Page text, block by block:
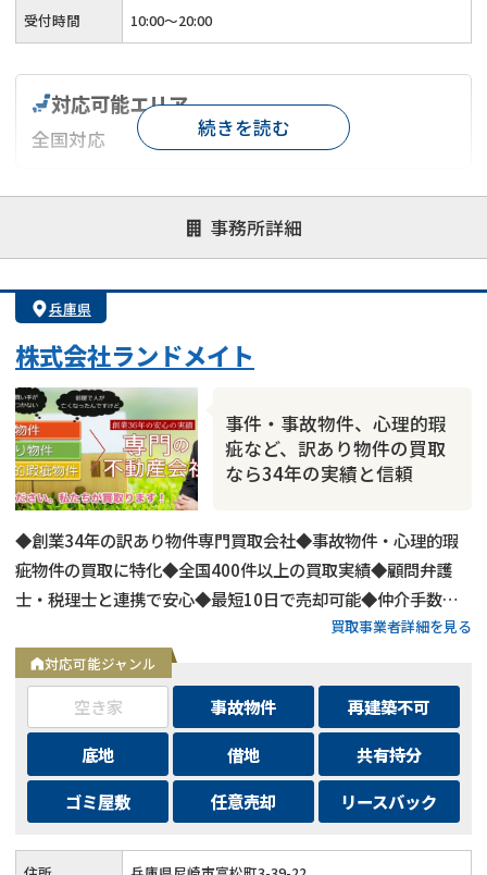
受付時間 10:00～20:00
事務所詳細
対応可能エリア
全国対応
対応が親身 オンライン面談可能
レスポンスが早い
1億円以上の買取可
続きを読む
兵庫県
株式会社ランドメイト
事件・事故物件、心理的瑕
疵など、訳あり物件の買取
なら34年の実績と信頼
◆創業34年の訳あり物件専門買取会社◆事故物件・心理的瑕
疵物件の買取に特化◆全国400件以上の買取実績◆顧問弁護
士・税理士と連携で安心◆最短10日で売却可能◆仲介手数
料・諸費用も会社負担◆不要物撤去費用も無料◆リースバック
にも対応◆現地調査・査定は無料
買取事業者詳細を見る
対応可能ジャンル
空き家 事故物件
再建築不可
底地
借地
共有持分
ゴミ屋敷
任意売却 リースバック